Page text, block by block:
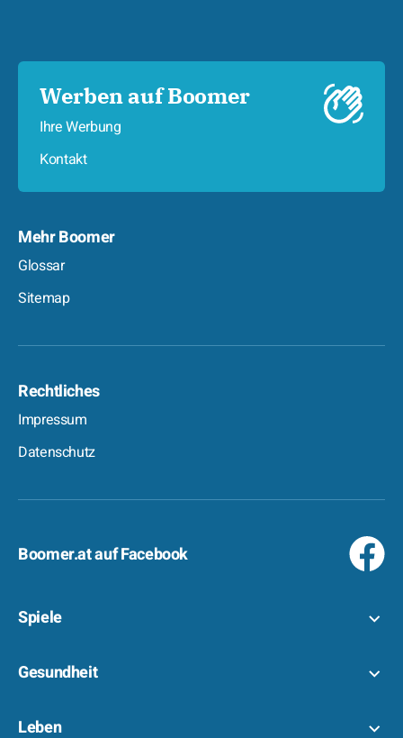
Werben auf Boomer
Ihre Werbung
Kontakt
Mehr Boomer
Glossar
Sitemap
Rechtliches
Impressum
Datenschutz
Boomer.at auf Facebook
Spiele
Gesundheit
Leben